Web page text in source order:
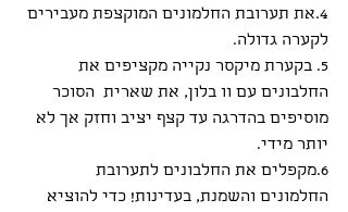
4.את תערובת החלמונים המוקצפת מעבירים
לקערה גדולה.
5. בקערת מיקסר נקייה מקציפים את
החלבונים עם וו בלון, את שארית  הסוכר
מוסיפים בהדרגה עד קצף יציב וחזק אך לא
יותר מידי.
6.מקפלים את החלבונים לתערובת
החלמונים והשמנת, בעדינות! כדי להוציא